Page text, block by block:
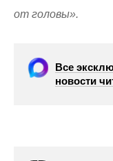
от головы».
Все
новости